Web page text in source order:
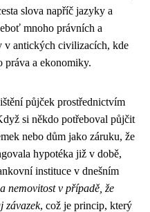
slova napříč jazyky a
mnoho právních a
v antických civilizacích, kde
práva a ekonomiky.
půjček prostřednictvím
si někdo potřeboval půjčit
nebo dům jako záruku, že
hypotéka již v době,
instituce v dnešním
nemovitost v případě, že
závazek, což je princip, který